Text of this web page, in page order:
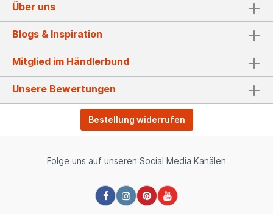
Über uns
Blogs & Inspiration
Mitglied im Händlerbund
Unsere Bewertungen
Bestellung widerrufen
Folge uns auf unseren Social Media Kanälen